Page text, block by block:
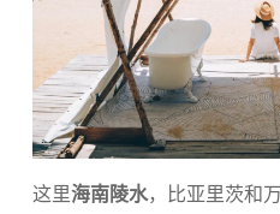
这里海南陵水，比亚里茨和